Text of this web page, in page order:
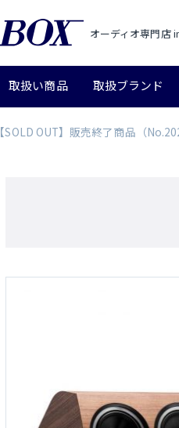
オーディオ専門店
取扱い商品 取扱ブランド
【SOLD OUT】販売終了商品（